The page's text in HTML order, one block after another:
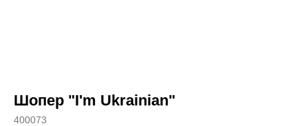
Шопер "I'm Ukrainian"
400073